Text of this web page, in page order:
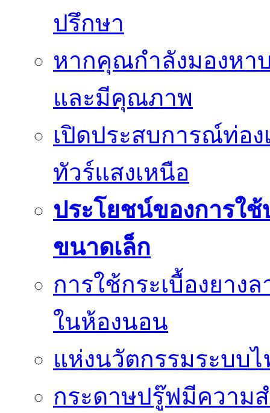
ปรึกษา
หากคุณกำลังมองหา
และมีคุณภาพ
เปิดประสบการณ์ท่อ
ทัวร์แสงเหนือ
ประโยชน์ของการใ
ขนาดเล็ก
การใช้กระเบื้องยาง
ในห้องนอน
แห่งนวัตกรรมระบบ
กระดาษปรู๊ฟมีความ